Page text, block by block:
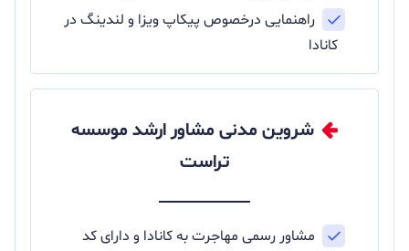
راهنمایی درخصوص پیکاپ ویزا و لندینگ در
کانادا
شروین مدنی مشاور ارشد موسسه
تراست
مشاور رسمی مهاجرت به کانادا و دارای کد